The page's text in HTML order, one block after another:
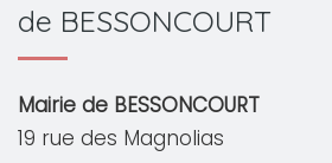
de BESSONCOURT
Mairie de BESSONCOURT
19 rue des Magnolias